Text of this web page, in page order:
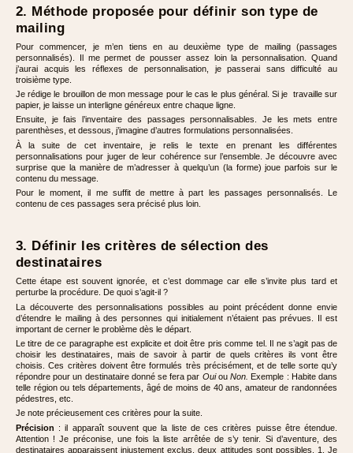
2. Méthode proposée pour définir son type de
mailing
Pour commencer, je m’en tiens en au deuxième type de mailing (passages
personnalisés). Il me permet de pousser assez loin la personnalisation. Quand
j’aurai acquis les réflexes de personnalisation, je passerai sans difficulté au
troisième type.
Je rédige le brouillon de mon message pour le cas le plus général. Si je travaille sur
papier, je laisse un interligne généreux entre chaque ligne.
Ensuite, je fais l’inventaire des passages personnalisables. Je les mets entre
parenthèses, et dessous, j’imagine d’autres formulations personnalisées.
À la suite de cet inventaire, je relis le texte en prenant les différentes
personnalisations pour juger de leur cohérence sur l’ensemble. Je découvre avec
surprise que la manière de m’adresser à quelqu’un (la forme) joue parfois sur le
contenu du message.
Pour le moment, il me suffit de mettre à part les passages personnalisés. Le
contenu de ces passages sera précisé plus loin.
3. Définir les critères de sélection des
destinataires
Cette étape est souvent ignorée, et c’est dommage car elle s’invite plus tard et
perturbe la procédure. De quoi s’agit-il ?
La découverte des personnalisations possibles au point précédent donne envie
d’étendre le mailing à des personnes qui initialement n’étaient pas prévues. Il est
important de cerner le problème dès le départ.
Le titre de ce paragraphe est explicite et doit être pris comme tel. Il ne s’agit pas de
choisir les destinataires, mais de savoir à partir de quels critères ils vont être
choisis. Ces critères doivent être formulés très précisément, et de telle sorte qu’y
répondre pour un destinataire donné se fera par OuiouNon. Exemple : Habite dans
telle région ou tels départements, âgé de moins de 40 ans, amateur de randonnées
pédestres, etc.
Je note précieusement ces critères pour la suite.
Précision : il apparaît souvent que la liste de ces critères puisse être étendue.
Attention ! Je préconise, une fois la liste arrêtée de s’y tenir. Si d’aventure, des
destinataires apparaissent injustement exclus, deux attitudes sont possibles. 1. Je